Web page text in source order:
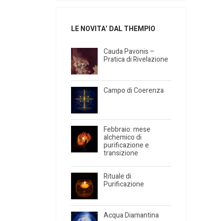
LE NOVITA’ DAL THEMPIO
Cauda Pavonis –
Pratica di Rivelazione
Campo di Coerenza
Febbraio: mese
alchemico di
purificazione e
transizione
Rituale di
Purificazione
Acqua Diamantina